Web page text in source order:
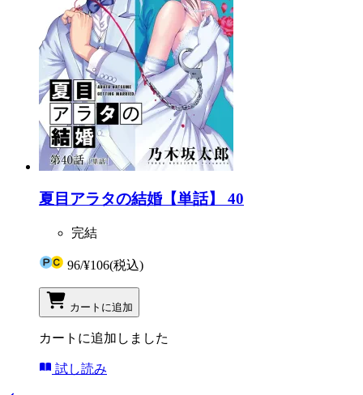
夏目アラタの結婚【単話】 40
完結
96/¥106(税込)
カートに追加
カートに追加しました
試し読み